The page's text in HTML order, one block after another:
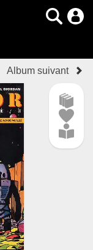
Album suivant